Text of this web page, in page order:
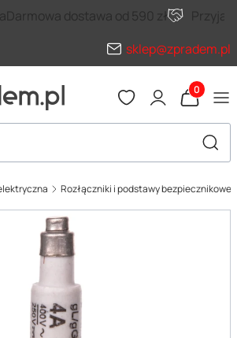
Darmowa dostawa od 590 zł
sklep@zpradem.pl
Produkty
Rozłączniki i podstawy bezpiecznikowe